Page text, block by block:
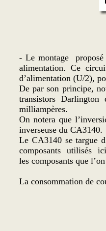
- Le montage proposé
alimentation. Ce
d’alimentation (U/2),
De par son principe,
transistors
milliampères.
On notera que
inverseuse du CA3140.
Le CA3140 se targue
composants utilisés
les composants que
La consommation de